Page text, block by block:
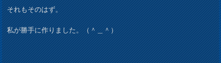
それもそのはず。
私が勝手に作りました。（＾＿＾）